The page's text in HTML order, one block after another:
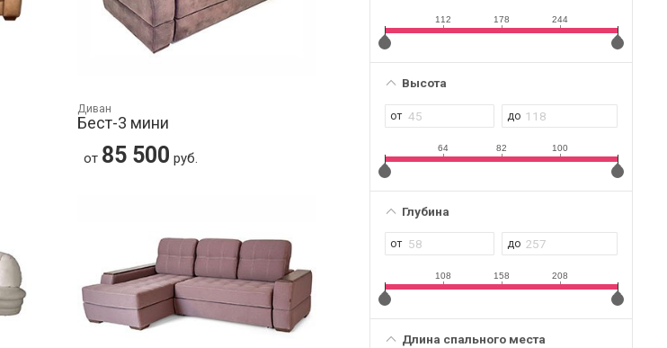
112 178 244
Высота
64 82 100
Глубина
108 158 208
Длина спального места
Диван
Бест-3 мини
от 85 500 руб.